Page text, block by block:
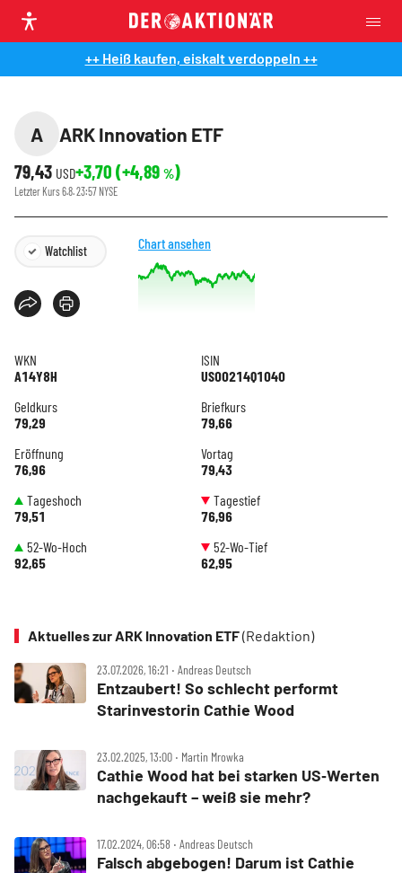
++ Heiß kaufen, eiskalt verdoppeln ++
A
ARK Innovation ETF
79,43 USD+3,70 (+4,89 %)
Letzter Kurs6.8. 23:57 NYSE
Watchlist Chart ansehen
WKN
A14Y8H
ISIN
US00214Q1040
Geldkurs
79,29
Briefkurs
79,66
Eröffnung
76,96
Vortag
79,43
Tageshoch
79,51
Tagestief
76,96
52-Wo-Hoch
92,65
52-Wo-Tief
62,95
Aktuelles zur ARK Innovation ETF(Redaktion)
23.07.2026, 16:21 ‧ Andreas Deutsch
Entzaubert! So schlecht performt
Starinvestorin Cathie Wood
23.02.2025, 13:00 ‧ Martin Mrowka
Cathie Wood hat bei starken US‑Werten
nachgekauft – weiß sie mehr?
17.02.2024, 06:58 ‧ Andreas Deutsch
Falsch abgebogen! Darum ist Cathie